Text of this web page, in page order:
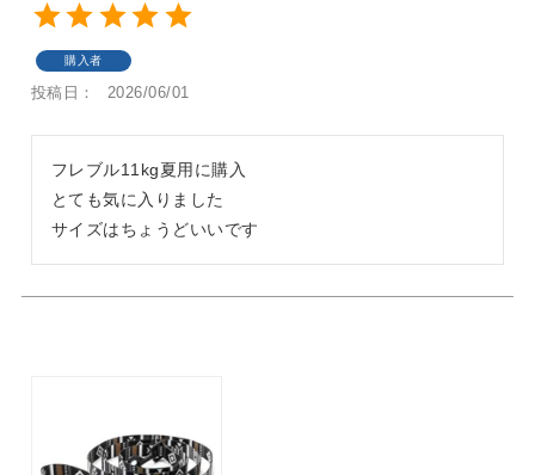
購入者
投稿日 2026/06/01
フレブル11kg夏用に購入
とても気に入りました
サイズはちょうどいいです